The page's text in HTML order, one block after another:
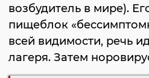
возбудитель в мире).
пищеблок
всей видимости, речь
лагеря. Затем